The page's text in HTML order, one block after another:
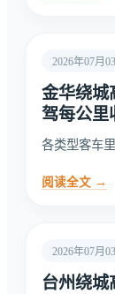
2026年07月
金华绕城
驾每公里
各类型客车
阅读全文 →
2026年07月
台州绕城